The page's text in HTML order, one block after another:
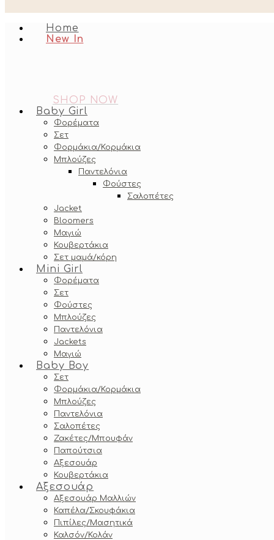
Home
New In
SHOP NOW
Baby Girl
Φορέματα
Σετ
Φορμάκια/Κορμάκια
Μπλούζες
Παντελόνια
Φούστες
Σαλοπέτες
Jacket
Bloomers
Μαγιώ
Κουβερτάκια
Σετ μαμά/κόρη
Mini Girl
Φορέματα
Σετ
Φούστες
Μπλούζες
Παντελόνια
Jackets
Μαγιώ
Baby Boy
Σετ
Φορμάκια/Κορμάκια
Μπλούζες
Παντελόνια
Σαλοπέτες
Ζακέτες/Μπουφάν
Παπούτσια
Αξεσουάρ
Κουβερτάκια
Αξεσουάρ
Αξεσουάρ Μαλλιών
Καπέλα/Σκουφάκια
Πιπίλες/Μασητικά
Καλσόν/Κολάν